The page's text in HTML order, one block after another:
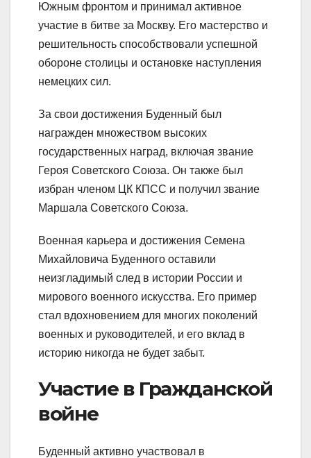
Южным фронтом и принимал активное
участие в битве за Москву. Его мастерство и
решительность способствовали успешной
обороне столицы и остановке наступления
немецких сил.
За свои достижения Буденный был
награжден множеством высоких
государственных наград, включая звание
Героя Советского Союза. Он также был
избран членом ЦК КПСС и получил звание
Маршала Советского Союза.
Военная карьера и достижения Семена
Михайловича Буденного оставили
неизгладимый след в истории России и
мирового военного искусства. Его пример
стал вдохновением для многих поколений
военных и руководителей, и его вклад в
историю никогда не будет забыт.
Участие в Гражданской
войне
Буденный активно участвовал в